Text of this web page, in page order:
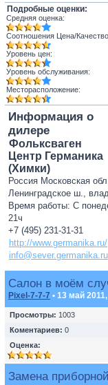
Подробные оценки:
Средняя оценка:
Соотношения Цена/
Уровень цен:
Уровень обслуживания:
Месторасположение:
Информация о
дилере
Фольксваген
Центр Германика
(Химки)
Россия Московская
Ленинградское ш.,
Время работы: С
21ч
+7 (495) 231-31-31
http://www.germanika.ru/
info@sever.germanika.ru
Салон в моём
Pixel-7-7-7 • 13 май
Просмотры: 1003
Коментариев: 0
Оценка:
Замена